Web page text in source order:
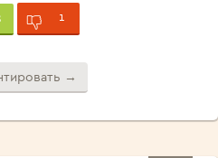
1
→